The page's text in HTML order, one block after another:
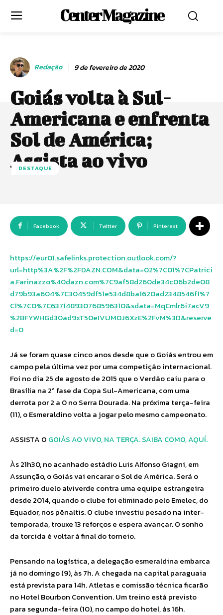
Center Magazine
Redação 9 de fevereiro de 2020
Goiás volta à Sul-
Americana e enfrenta
Sol de América;
Assista ao vivo
DESTAQUE
Facebook Twitter Pinterest
https://eur01.safelinks.protection.outlook.com/?
url=http%3A%2F%2FDAZN.COM&data=02%7C01%7CPatrici
a.Farinazzo%40dazn.com%7C9af58d260de34c06b2de08
d79b93a604%7C30459df51e534d8ba1620ad2348546f1%7
C1%7C0%7C637148930768596310&sdata=MqCmlr6i7acV9
%2BFYWHGd30ad9xT50eIVUM0J6XzE%2FvM%3D&reserve
d=0
Já se foram quase cinco anos desde que o Goiás entrou em
campo pela última vez por uma competição internacional.
Foi no dia 25 de agosto de 2015 que o Verdão caiu para o
Brasília na 2ª fase da Copa Sul-Americana, com uma
derrota por 2 a 0 no Serra Dourada. Na próxima terça-feira
(11), o Esmeraldino volta a jogar pelo mesmo campeonato.
ASSISTA O GOIÁS AO VIVO, NA TERÇA. SAIBA COMO, AQUÍ.
Às 21h30, no acanhado estádio Luis Alfonso Giagni, em
Assunção, o Goiás vai encarar o Sol de América. Será o
primeiro duelo alviverde contra uma equipe estrangeira
desde 2014, quando o clube foi eliminado pelo Emelec, do
Equador, nos pênaltis. O clube investiu pesado na inter-
temporada, trouxe 13 reforços e espera avançar. O sonho
da torcida é voltar à final do torneio.
Pensando na logística, a delegação esmeraldina embarca
já no domingo (9), às 7h. A chegada na capital paraguaia
está prevista para 14h. Atletas e comissão técnica ficarão
no Hotel Bourbon Convention. Um treino está previsto
para segunda-feira (10), no campo do hotel, às 16h.